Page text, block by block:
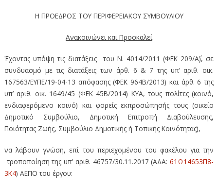
Η ΠΡΟΕΔΡΟΣ ΤΟΥ ΠΕΡΙΦΕΡΕΙΑΚΟΥ ΣΥΜΒΟΥΛΙΟΥ
Ανακοινώνει και Προσκαλεί
Έχοντας υπόψη τις διατάξεις του Ν. 4014/2011 (ΦΕΚ 209/Α΄), σε
συνδυασμό με τις διατάξεις των άρθ. 6 & 7 της υπ’ αριθ. οικ.
167563/ΕΥΠΕ/19-04-13 απόφασης (ΦΕΚ 964Β/2013) και άρθ. 6 της
υπ’ αριθ. οικ. 1649/45 (ΦΕΚ 45Β/2014) ΚΥΑ, τους πολίτες (κοινό,
ενδιαφερόμενο κοινό) και φορείς εκπροσώπησής τους (οικείο
Δημοτικό Συμβούλιο, Δημοτική Επιτροπή Διαβούλευσης,
Ποιότητας Ζωής, Συμβούλιο Δημοτικής ή Τοπικής Κοινότητας),
να λάβουν γνώση, επί του περιεχομένου του φακέλου για την
τροποποίηση της υπ’ αριθ. 46757/30.11.2017 (AΔΑ:61Ω14653Π8-
3Κ4) ΑΕΠΟ του έργου: